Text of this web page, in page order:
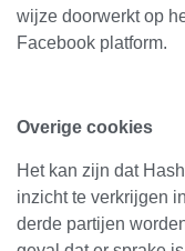
wijze doorwerkt op
Facebook platform.
Overige cookies
Het kan zijn dat
inzicht te verkrijgen
derde partijen